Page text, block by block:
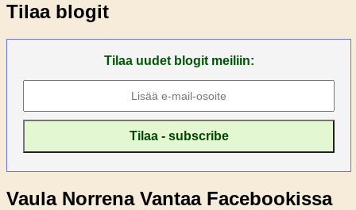
Tilaa blogit
Tilaa uudet blogit meiliin:
Vaula Norrena Vantaa Facebookissa